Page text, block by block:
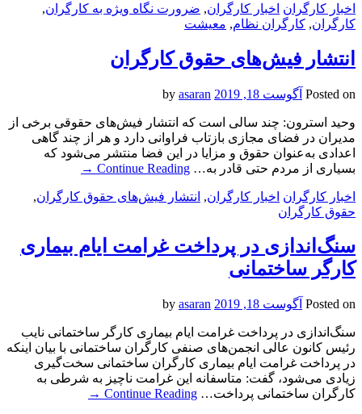
اخبار کارگران اخبار کارگران, ضرورت نگاه ویژه به کارگران,
کارگران, کارگران نظام, معیشت
انتشار فیش‌‌های حقوق کارگران
Posted on آگوست 18, 2019 asaran
وحید استرون: چند سالی است که انتشار فیش‌های حقوقی‌ برخی از
مدیران در فضای مجازی بازتاب فراوانی دارد و هر از چند گاهی
اعدادی به‌عنوان حقوق و مزایا در این فضا منتشر می‌شود که
بسیاری از مردم حتی قادر به… Continue Reading
→
اخبار کارگران اخبار کارگران, انتشار فیش‌‌های حقوق کارگران,
حقوق کارگران
سنگ‌اندازی در پرداخت غرامت ایام بیماری
کارگر ساختمانی
Posted on آگوست 18, 2019 asaran
سنگ‌اندازی در پرداخت غرامت ایام بیماری کارگر ساختمانی نایب
رئیس کانون عالی انجمن‌های صنفی کارگران ساختمانی با بیان اینکه
در پرداخت غرامت ایام بیماری کارگران ساختمانی سخت‌گیری
زیادی می‌شود، گفت: متاسفانه این غرامت ناچیز به شرطی به
کارگران ساختمانی پرداخت… Continue Reading
→